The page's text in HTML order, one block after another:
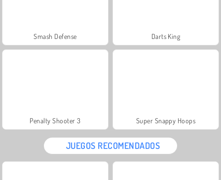
Smash Defense Darts King
Penalty Shooter 3 Super Snappy Hoops
JUEGOS RECOMENDADOS